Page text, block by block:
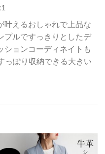
叶えるおしゃれで上品な
プルですっきりとしたデ
ションコーディネイトも
っぽり収納できる大きい